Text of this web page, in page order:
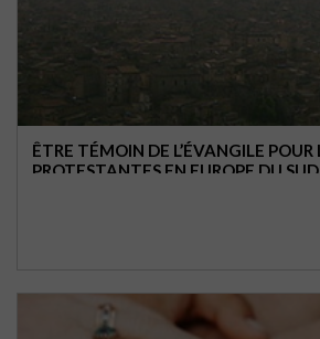
ÊTRE TÉMOIN DE L’ÉVANGILE POUR LES ÉGLISES
PROTESTANTES EN EUROPE DU SUD